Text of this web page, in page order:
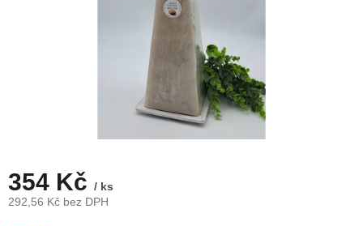
354 Kč / ks
292,56 Kč bez DPH